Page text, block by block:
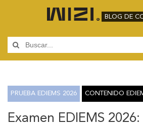
BLOG DE
PRUEBA EDIEMS 2026 CONTENIDO
Examen EDIEMS